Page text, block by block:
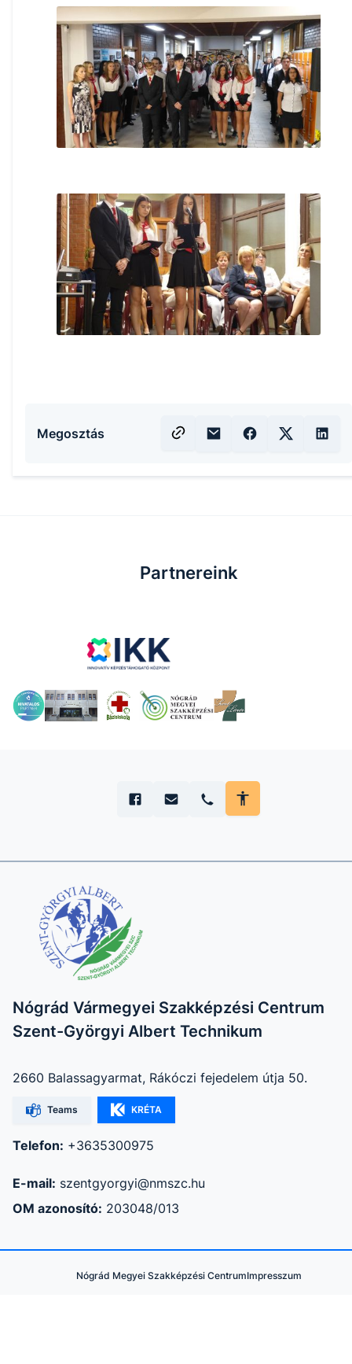
Megosztás
Partnereink
Nógrád Vármegyei Szakképzési Centrum
Szent-Györgyi Albert Technikum
2660 Balassagyarmat, Rákóczi fejedelem útja 50.
Teams KRÉTA
Telefon: +3635300975
E-mail: szentgyorgyi@nmszc.hu
OM azonosító: 203048/013
Nógrád Megyei Szakképzési CentrumImpresszum